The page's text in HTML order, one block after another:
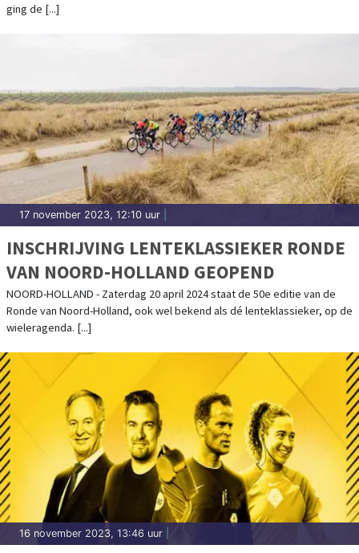
ging de [...]
17 november 2023, 12:10 uur
INSCHRIJVING LENTEKLASSIEKER RONDE
VAN NOORD-HOLLAND GEOPEND
NOORD-HOLLAND - Zaterdag 20 april 2024 staat de 50e editie van de
Ronde van Noord-Holland, ook wel bekend als dé lenteklassieker, op de
wieleragenda. [...]
16 november 2023, 13:46 uur